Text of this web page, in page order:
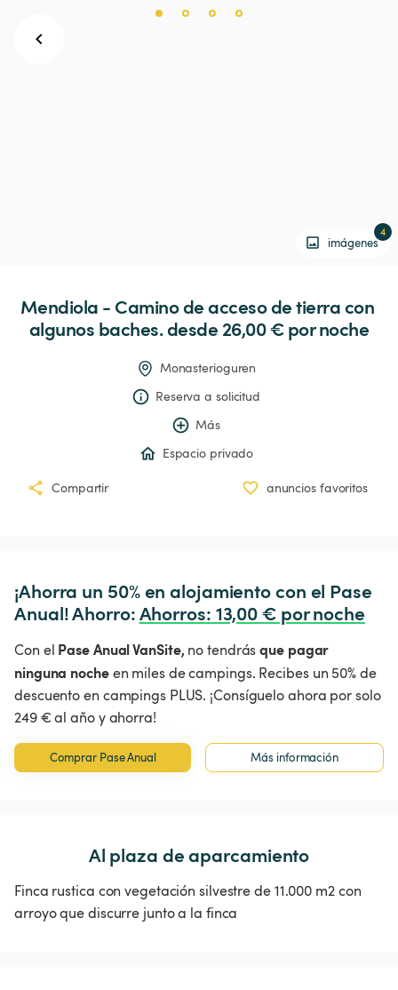
imágenes
4
Mendiola - Caminodeaccesodetierracon
algunos baches. desde 26,00 € por noche
Monasterioguren
Reserva a solicitud
Más
Espacio privado
Compartir anuncios favoritos
¡Ahorra un 50% en alojamiento con el Pase
Anual! Ahorro: Ahorros: 13,00 € por noche
Con el Pase Anual VanSite, no tendrásque pagar
ninguna nocheen miles de campings. Recibes un 50% de
descuento en campings PLUS. ¡Consíguelo ahora por solo
249 € al año y ahorra!
Comprar Pase Anual Más información
Al plaza de aparcamiento
Finca rustica con vegetación silvestre de 11.000 m2 con
arroyo que discurre junto a la finca